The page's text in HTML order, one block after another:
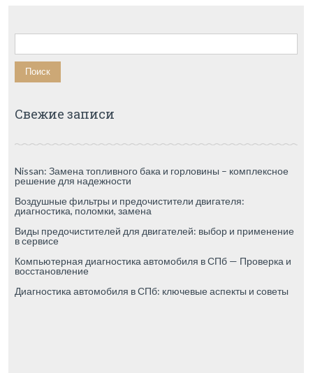
Найти:
Свежие записи
Nissan: Замена топливного бака и горловины – комплексное
решение для надежности
Воздушные фильтры и предочистители двигателя:
диагностика, поломки, замена
Виды предочистителей для двигателей: выбор и применение
в сервисе
Компьютерная диагностика автомобиля в СПб — Проверка и
восстановление
Диагностика автомобиля в СПб: ключевые аспекты и советы